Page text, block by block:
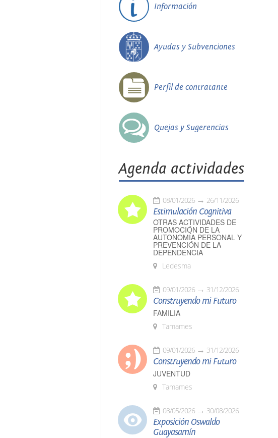
Información
Ayudas y Subvenciones
Perfil de contratante
Quejas y Sugerencias
Agenda actividades
08/01/2026 26/11/2026
Estimulación Cognitiva
OTRAS ACTIVIDADES DE
PROMOCIÓN DE LA
AUTONOMÍA PERSONAL Y
PREVENCIÓN DE LA
DEPENDENCIA
Ledesma
09/01/2026 31/12/2026
Construyendo mi Futuro
FAMILIA
Tamames
09/01/2026 31/12/2026
Construyendo mi Futuro
JUVENTUD
Tamames
08/05/2026 30/08/2026
Exposición Oswaldo
Guayasamín